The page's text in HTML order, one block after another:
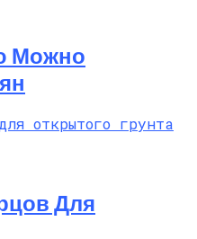
Можно
Для